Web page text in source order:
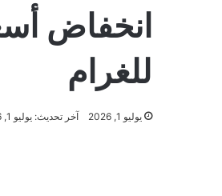
للغرام
يوليو 1, 2026 آخر تحديث: يوليو 1, 2026